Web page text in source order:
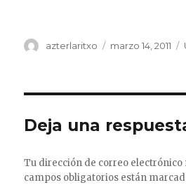
Autor
azterlaritxo
Publicado
marzo 14, 2011
Deja una
Tu dirección de correo electrónico
campos obligatorios están